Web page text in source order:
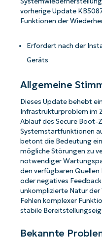
vorherige Update
Funktionen der
Erfordert nach der
Geräts
Allgemeine
Dieses Update behebt
Infrastrukturproblem im
Ablauf des Secure Boot-
Systemstartfunktionen
betont die Bedeutung
mögliche Störungen zu
notwendiger
den verfügbaren
oder negatives
unkomplizierte Natur der
Fehlen komplexer
stabile
Bekannte